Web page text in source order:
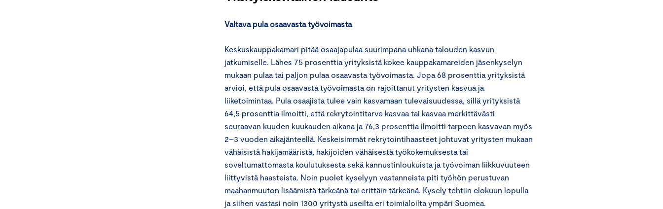
Valtava pula osaavasta työvoimasta
Keskuskauppakamari pitää osaajapulaa suurimpana uhkana talouden kasvun
jatkumiselle. Lähes 75 prosenttia yrityksistä kokee kauppakamareiden jäsenkyselyn
mukaan pulaa tai paljon pulaa osaavasta työvoimasta. Jopa 68 prosenttia yrityksistä
arvioi, että pula osaavasta työvoimasta on rajoittanut yritysten kasvua ja
liiketoimintaa. Pula osaajista tulee vain kasvamaan tulevaisuudessa, sillä yrityksistä
64,5 prosenttia ilmoitti, että rekrytointitarve kasvaa tai kasvaa merkittävästi
seuraavan kuuden kuukauden aikana ja 76,3 prosenttia ilmoitti tarpeen kasvavan myös
2–3 vuoden aikajänteellä. Keskeisimmät rekrytointihaasteet johtuvat yritysten mukaan
vähäisistä hakijamääristä, hakijoiden vähäisestä työkokemuksesta tai
soveltumattomasta koulutuksesta sekä kannustinloukuista ja työvoiman liikkuvuuteen
liittyvistä haasteista. Noin puolet kyselyyn vastanneista piti työhön perustuvan
maahanmuuton lisäämistä tärkeänä tai erittäin tärkeänä. Kysely tehtiin elokuun lopulla
ja siihen vastasi noin 1300 yritystä useilta eri toimialoilta ympäri Suomea.